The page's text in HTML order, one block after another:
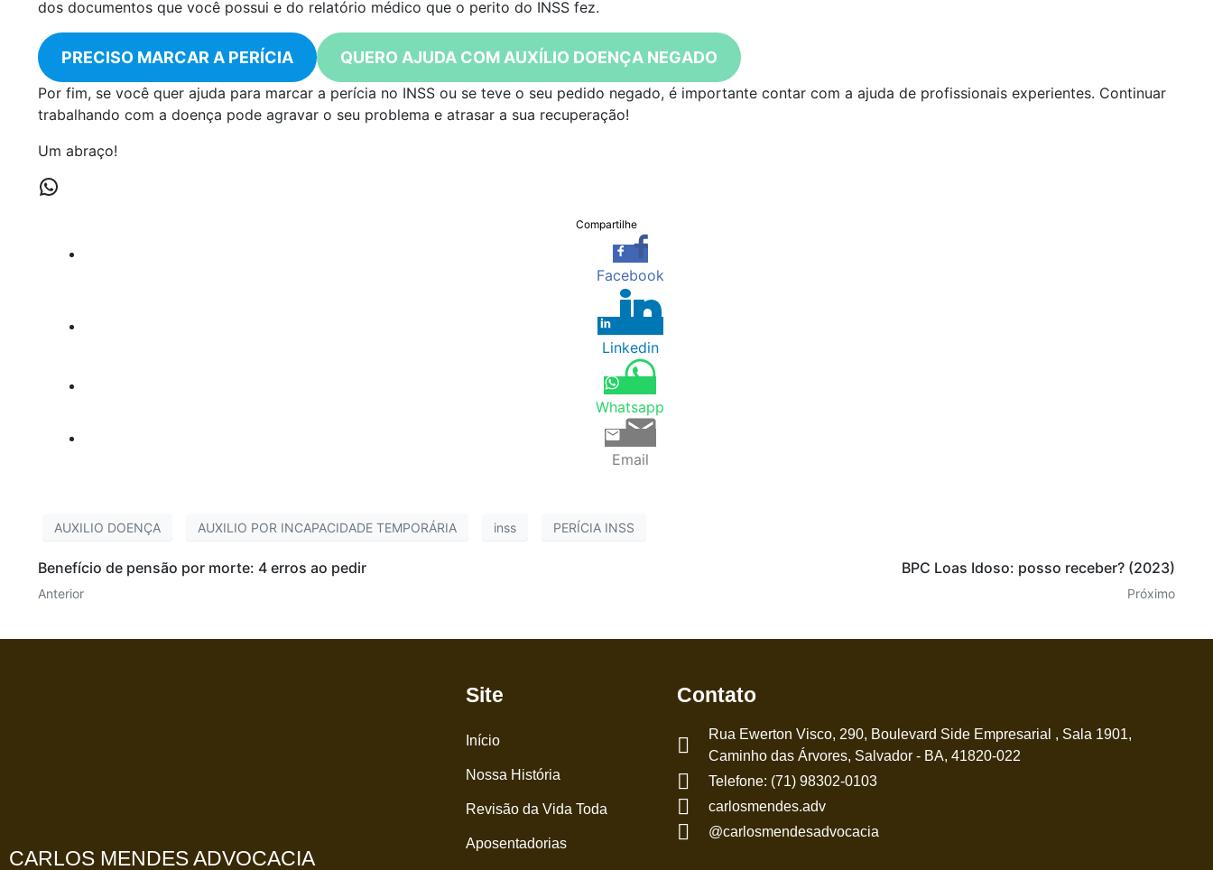
dos documentos que você possui e do relatório médico que o perito do INSS fez.
PRECISO MARCAR A PERÍCIA QUERO AJUDA COM AUXÍLIO DOENÇA NEGADO
Por fim, se você quer ajuda para marcar a perícia no INSS ou se teve o seu pedido negado, é importante contar com a ajuda de profissionais experientes. Continuar
trabalhando com a doença pode agravar o seu problema e atrasar a sua recuperação!
Um abraço!
Compartilhe
Facebook
Linkedin
Whatsapp
Email
AUXILIO DOENÇA AUXILIO POR INCAPACIDADE TEMPORÁRIA inss PERÍCIA INSS
Benefício de pensão por morte: 4 erros ao pedir
Anterior
BPC Loas Idoso: posso receber? (2023)
Próximo
CARLOS MENDES ADVOCACIA
Site
Início
Nossa História
Revisão da Vida Toda
Aposentadorias
Contato
Rua Ewerton Visco, 290, Boulevard Side Empresarial , Sala 1901,
Caminho das Árvores, Salvador - BA, 41820-022
Telefone: (71) 98302-0103
carlosmendes.adv
@carlosmendesadvocacia